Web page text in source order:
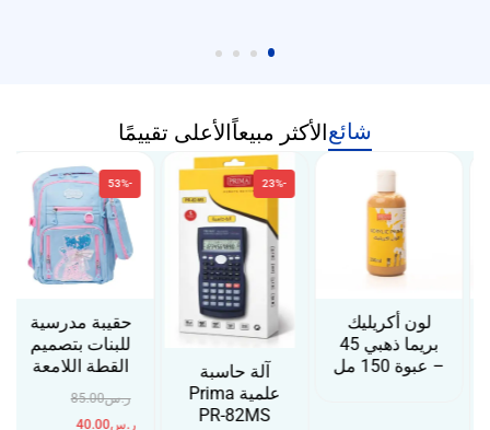
شائعالأكثر مبيعاًالأعلى تقييمًا
لون أكريليك
بريما ذهبي 45
– عبوة 150 مل
آلة حاسبة
علمية Prima
PR-82MS
حقيبة مدرسية
للبنات بتصميم
القطة اللامعة
ر.س85.00
ر.س40.00